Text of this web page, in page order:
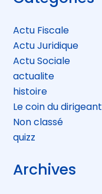
sidebar
Actu Fiscale
Actu Juridique
Actu Sociale
actualite
histoire
Le coin du dirigeant
Non classé
quizz
Archives